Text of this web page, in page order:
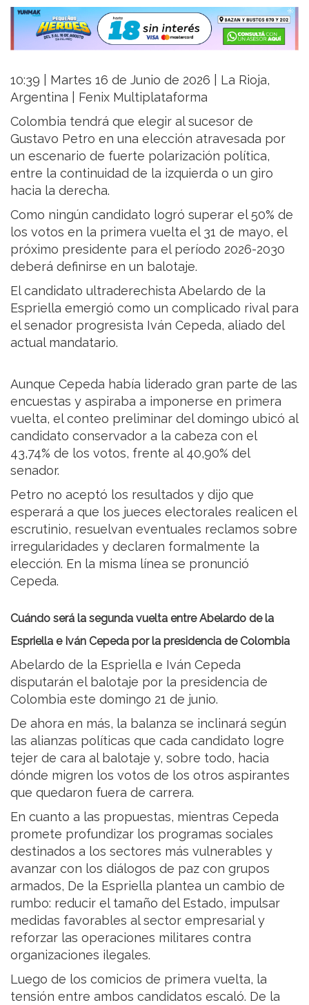
10:39 | Martes 16 de Junio de 2026 | La Rioja,
Argentina | Fenix Multiplataforma
Colombia tendrá que elegir al sucesor de
Gustavo Petro en una elección atravesada por
un escenario de fuerte polarización política,
entre la continuidad de la izquierda o un giro
hacia la derecha.
Como ningún candidato logró superar el 50% de
los votos en la primera vuelta el 31 de mayo, el
próximo presidente para el período 2026-2030
deberá definirse en un balotaje.
El candidato ultraderechista Abelardo de la
Espriella emergió como un complicado rival para
el senador progresista Iván Cepeda, aliado del
actual mandatario.
Aunque Cepeda había liderado gran parte de las
encuestas y aspiraba a imponerse en primera
vuelta, el conteo preliminar del domingo ubicó al
candidato conservador a la cabeza con el
43,74% de los votos, frente al 40,90% del
senador.
Petro no aceptó los resultados y dijo que
esperará a que los jueces electorales realicen el
escrutinio, resuelvan eventuales reclamos sobre
irregularidades y declaren formalmente la
elección. En la misma línea se pronunció
Cepeda.
Cuándo será la segunda vuelta entre Abelardo de la
Espriella e Iván Cepeda por la presidencia de Colombia
Abelardo de la Espriella e Iván Cepeda
disputarán el balotaje por la presidencia de
Colombia este domingo 21 de junio.
De ahora en más, la balanza se inclinará según
las alianzas políticas que cada candidato logre
tejer de cara al balotaje y, sobre todo, hacia
dónde migren los votos de los otros aspirantes
que quedaron fuera de carrera.
En cuanto a las propuestas, mientras Cepeda
promete profundizar los programas sociales
destinados a los sectores más vulnerables y
avanzar con los diálogos de paz con grupos
armados, De la Espriella plantea un cambio de
rumbo: reducir el tamaño del Estado, impulsar
medidas favorables al sector empresarial y
reforzar las operaciones militares contra
organizaciones ilegales.
Luego de los comicios de primera vuelta, la
tensión entre ambos candidatos escaló. De la